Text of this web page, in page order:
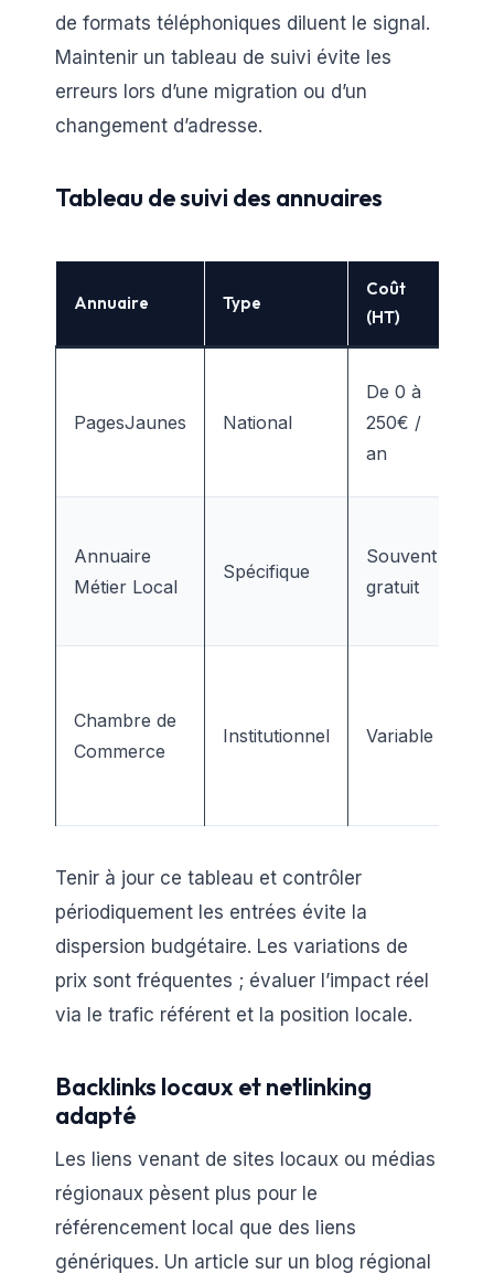
de formats téléphoniques diluent le signal.
Maintenir un tableau de suivi évite les
erreurs lors d’une migration ou d’un
changement d’adresse.
Tableau de suivi des annuaires
Annuaire Type
Coût
(HT)
PagesJaunes National
De 0 à
250€ /
an
Annuaire
Métier Local
Spécifique
Souvent
gratuit
Chambre de
Commerce
Institutionnel Variable
Tenir à jour ce tableau et contrôler
périodiquement les entrées évite la
dispersion budgétaire. Les variations de
prix sont fréquentes ; évaluer l’impact réel
via le trafic référent et la position locale.
Backlinks locaux et netlinking
adapté
Les liens venant de sites locaux ou médias
régionaux pèsent plus pour le
référencement local que des liens
génériques. Un article sur un blog régional